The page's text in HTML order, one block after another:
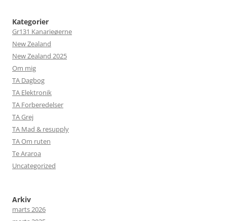
Kategorier
Gr131 Kanarieøerne
New Zealand
New Zealand 2025
Om mig
TA Dagbog
TA Elektronik
TA Forberedelser
TA Grej
TA Mad & resupply
TA Om ruten
Te Araroa
Uncategorized
Arkiv
marts 2026